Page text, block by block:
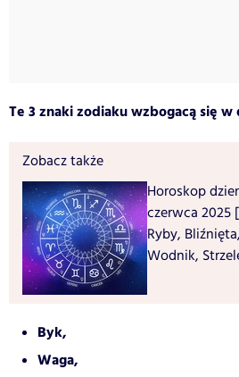
Te 3 znaki zodiaku wzbogacą się
Zobacz także
Horoskop
czerwca 2025
Ryby,
Wodnik,
Byk,
Waga,